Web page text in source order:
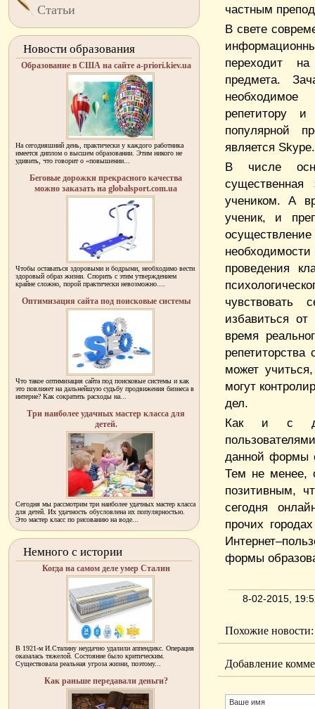
частным
В свете
переходит
предмета.
необходимое
репетитору
популярной
является Skype.
В числе
учеником. А
ученик, и
проведения
чувствовать
избавиться
время
репетиторства
может
могут
дел.
Как и с
данной формы
Тем не менее,
позитивным,
сегодня
прочих
формы
8-02-2015,
Похожие новости:
Добавление
Статьи
Новости образования
Образование в США на сайте a-priori.kiev.ua
На сегодняшний день, практически у каждого работника
имеется диплом о высшем образовании. Этим никого не
удивить, что говорит о «повышении...
Беговые дорожки прекрасного качества
можно заказать на globalsport.com.ua
Чтобы оставаться здоровыми и бодрыми, необходимо вести
здоровый образ жизни. Спорить с этим утверждением
крайне сложно, порой практически невозможно....
Оптимизация сайта под поисковые системы
Что такое оптимизация сайта под поисковые системы и как
это повлияет на дальнейшую судьбу продвижения бизнеса в
интерне? Как сократить расходы на...
Три наиболее удачных мастер класса для
детей.
Сегодня мы рассмотрим три наиболее удачных мастер класса
для детей. Их удачность обусловлена их популярностью.
Это мастер класс по рисованию на воде...
Немного с истории
Когда на самом деле умер Сталин
В 1921-м И.Сталину неудачно удалили аппендикс. Операция
оказалась тяжелой. Состояние было критическим.
Существовала реальная угроза жизни, поэтому...
Как раньше передавали деньги?